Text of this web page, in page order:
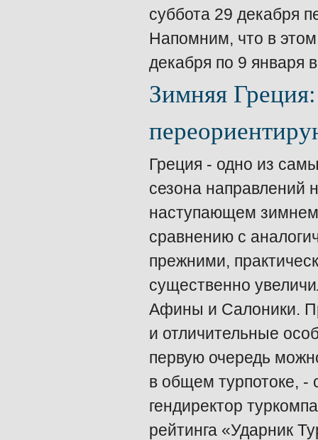
суббота 29 декабря
Напомним, что в этом
декабря по 9 января
Зимняя
Греция - одно из
сезона направлений
наступающем
сравнению с
прежними,
существенно
Афины и Салоники.
и отличительные
первую очередь
в общем турпотоке, -
гендиректор
рейтинга «Ударник